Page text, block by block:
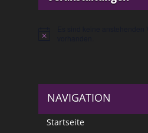
Hinweis
NAVIGATION
Startseite